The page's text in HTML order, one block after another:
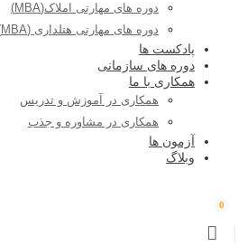
دوره های مهارتی املاک(MBA)
دوره های مهارتی هتلداری (MBA)
پادکست ها
دوره های سازمانی
همکاری با ما
همکاری در آموزش و تدریس
همکاری در مشاوره و جذب
آزمون ها
وبلاگ
0